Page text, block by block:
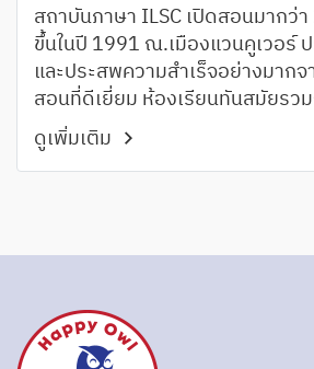
สถาบันภาษา ILSC เปิดสอนมากว่
ขึ้นในปี 1991 ณ.เมืองแวนคูเวอร์ ประเทศแคนาดา
และประสพความสำเร็จอย่างมาก
สอนที่ดีเยี่ยม ห้องเรียนทันสมัยรว
เทคโนโลยีใหม่ๆมาประกอบการสอน
ภาษา ILSC Language Schools ไ
อย่างดีเยี่ยมจากนักเรียนทั่วทุกมุม
ดูเพิ่มเติม